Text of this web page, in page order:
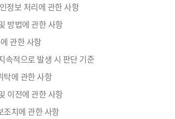
정보 처리에 관한 사항
방법에 관한 사항
관한 사항
속적으로 발생 시 판단 기준
탁에 관한 사항
이전에 관한 사항
조치에 관한 사항